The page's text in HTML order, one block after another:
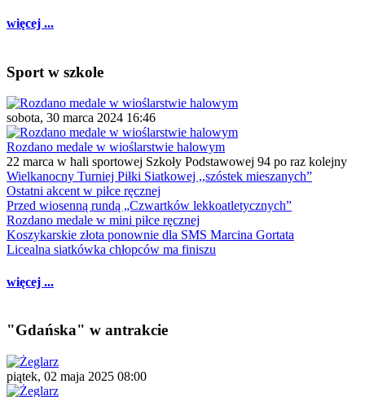
więcej ...
Sport w szkole
sobota, 30 marca 2024 16:46
Rozdano medale w wioślarstwie halowym
22 marca w hali sportowej Szkoły Podstawowej 94 po raz kolejny
Wielkanocny Turniej Piłki Siatkowej ,,szóstek mieszanych”
Ostatni akcent w piłce ręcznej
Przed wiosenną rundą „Czwartków lekkoatletycznych”
Rozdano medale w mini piłce ręcznej
Koszykarskie złota ponownie dla SMS Marcina Gortata
Licealna siatkówka chłopców ma finiszu
więcej ...
"Gdańska" w antrakcie
piątek, 02 maja 2025 08:00